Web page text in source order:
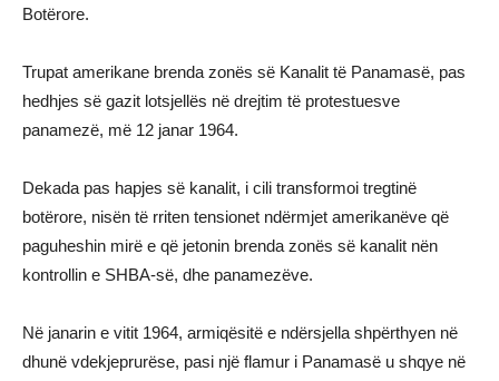
Botërore.
Trupat amerikane brenda zonës së Kanalit të Panamasë, pas
hedhjes së gazit lotsjellës në drejtim të protestuesve
panamezë, më 12 janar 1964.
Dekada pas hapjes së kanalit, i cili transformoi tregtinë
botërore, nisën të rriten tensionet ndërmjet amerikanëve që
paguheshin mirë e që jetonin brenda zonës së kanalit nën
kontrollin e SHBA-së, dhe panamezëve.
Në janarin e vitit 1964, armiqësitë e ndërsjella shpërthyen në
dhunë vdekjeprurëse, pasi një flamur i Panamasë u shqye në